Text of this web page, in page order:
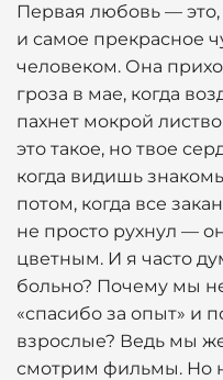
Первая любовь —
и самое прекрасное
человеком. Она
гроза в мае, когда
пахнет мокрой
это такое, но твое
когда видишь
потом, когда все
не просто рухнул —
цветным. И я часто
больно? Почему мы
«спасибо за опыт» и
взрослые? Ведь мы
смотрим фильмы. Но